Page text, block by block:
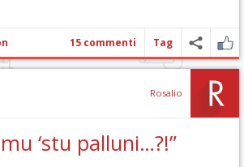
15 commenti Tag
Rosalio
‘stu palluni…?!”